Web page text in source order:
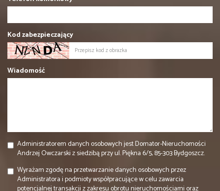
Kod zabezpieczający
Wiadomość
Administratorem danych osobowych jest Domator-Nieruchomości
Andrzej Owczarski z siedzibą przy ul. Piękna 6/5, 85-303 Bydgoszcz.
Wyrażam zgodę na przetwarzanie danych osobowych przez
Administratora i podmioty współpracujące w celu zawarcia